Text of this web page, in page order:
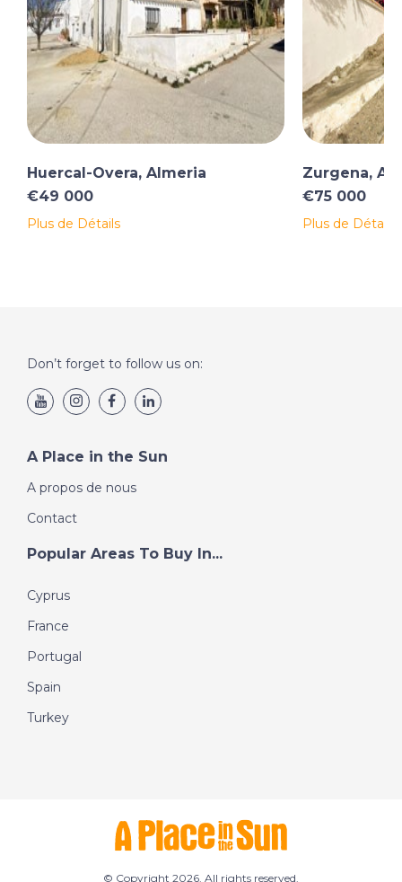
Huercal-Overa, Almeria
€49 000
Plus de Détails
Zurgena,
€75 000
Plus de Détails
Don’t forget to follow us on:
A Place in the Sun
A propos de nous
Contact
Popular Areas To Buy In...
Cyprus
France
Portugal
Spain
Turkey
© Copyright 2026. All rights reserved.